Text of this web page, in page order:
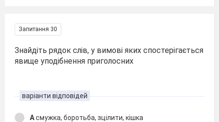
Запитання 30
Знайдіть рядок слів, у вимові яких спостерігається
явище уподібнення приголосних
варіанти відповідей
Асмужка, боротьба, зцілити, кішка